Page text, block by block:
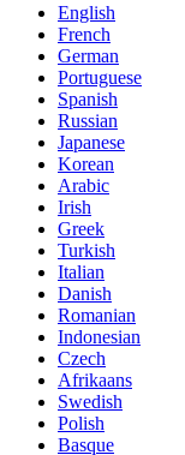
English
French
German
Portuguese
Spanish
Russian
Japanese
Korean
Arabic
Irish
Greek
Turkish
Italian
Danish
Romanian
Indonesian
Czech
Afrikaans
Swedish
Polish
Basque